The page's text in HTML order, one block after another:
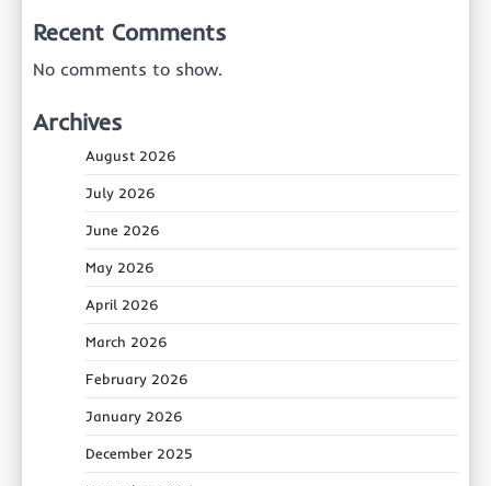
Recent Comments
No comments to show.
Archives
August 2026
July 2026
June 2026
May 2026
April 2026
March 2026
February 2026
January 2026
December 2025